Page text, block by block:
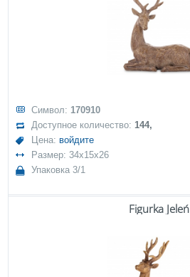
Символ: 170910
Доступное количество:144,
Цена: войдите
Размер: 34x15x26
Упаковка 3/1
Figurka Jeleń